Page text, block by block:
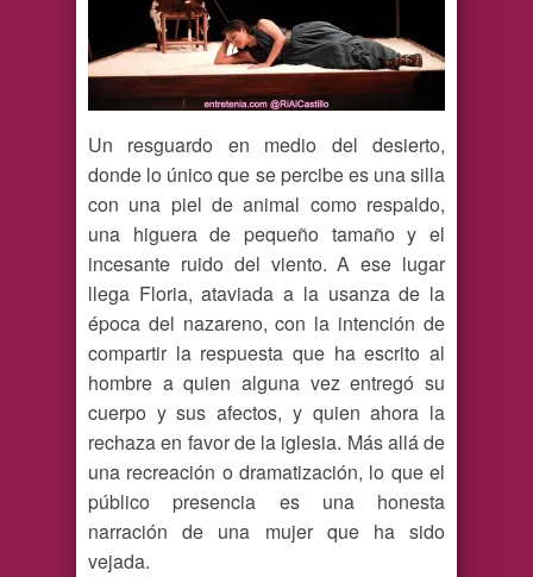
Un resguardo en medio del desierto,
donde lo único que se percibe es una silla
con una piel de animal como respaldo,
una higuera de pequeño tamaño y el
incesante ruido del viento. A ese lugar
llega Floria, ataviada a la usanza de la
época del nazareno, con la intención de
compartir la respuesta que ha escrito al
hombre a quien alguna vez entregó su
cuerpo y sus afectos, y quien ahora la
rechaza en favor de la iglesia. Más allá de
una recreación o dramatización, lo que el
público presencia es una honesta
narración de una mujer que ha sido
vejada.